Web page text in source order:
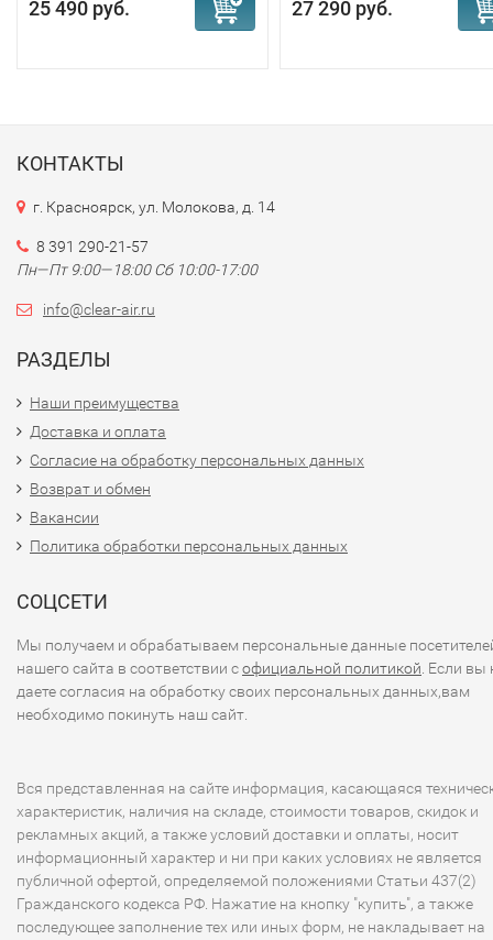
25 490 руб. 27 290 руб.
КОНТАКТЫ
г. Красноярск, ул. Молокова, д. 14
8 391 290-21-57
Пн—Пт 9:00—18:00 Сб 10:00-17:00
info@clear-air.ru
РАЗДЕЛЫ
Наши преимущества
Доставка и оплата
Согласие на обработку персональных данных
Возврат и обмен
Вакансии
Политика обработки персональных данных
СОЦСЕТИ
Мы получаем и обрабатываем персональные данные
нашего сайта в соответствии софициальной политикой . Если вы
даете согласия на обработку своих персональных данных,вам
необходимо покинуть наш сайт.
Вся представленная на сайте информация, касающаяся
характеристик, наличия на складе, стоимости товаров, скидок и
рекламных акций, а также условий доставки и оплаты, носит
информационный характер и ни при каких условиях не является
публичной офертой, определяемой положениями Статьи 437(2)
Гражданского кодекса РФ. Нажатие на кнопку "купить", а также
последующее заполнение тех или иных форм, не накладывает на